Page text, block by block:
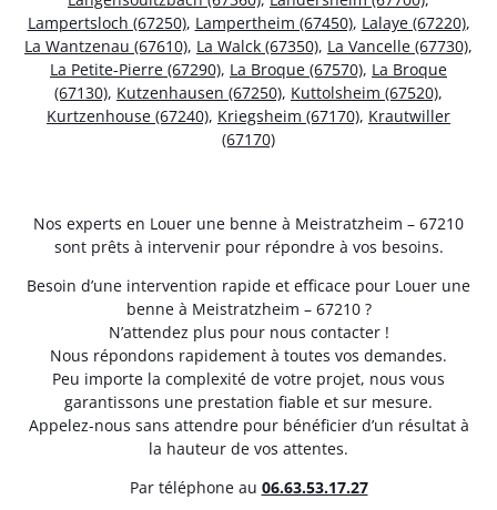
Lampertsloch (67250), Lampertheim (67450), Lalaye (67220),
La Wantzenau (67610), La Walck (67350), La Vancelle (67730),
La Petite-Pierre (67290), La Broque (67570), La Broque
(67130), Kutzenhausen (67250), Kuttolsheim (67520),
Kurtzenhouse (67240), Kriegsheim (67170), Krautwiller
(67170)
Nos experts en Louer une benne à Meistratzheim – 67210
sont prêts à intervenir pour répondre à vos besoins.
Besoin d’une intervention rapide et efficace pour Louer une
benne à Meistratzheim – 67210 ?
N’attendez plus pour nous contacter !
Nous répondons rapidement à toutes vos demandes.
Peu importe la complexité de votre projet, nous vous
garantissons une prestation fiable et sur mesure.
Appelez-nous sans attendre pour bénéficier d’un résultat à
la hauteur de vos attentes.
Par téléphone au 06.63.53.17.27